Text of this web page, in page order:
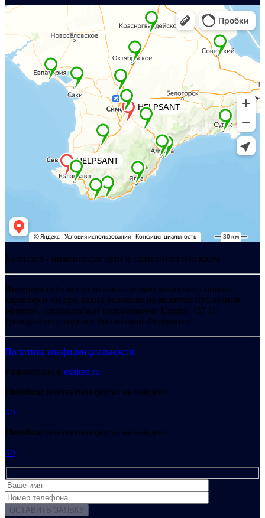
Хелпсант - инженерные сети и сантехника под ключ
Интернет-сайт носит исключительно информационный
характер и ни при каких условиях не является публичной
офертой, определяемой положениями Статьи 437 (2)
Гражданского кодекса Российской Федерации.
Политика конфиденциальности
Разработано в exsited.ru
Ошибка: Контактная форма не найдена.
GO
Ошибка: Контактная форма не найдена.
GO